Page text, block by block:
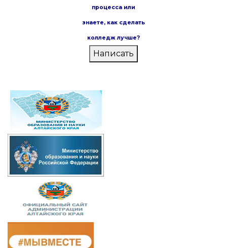
процесса или
знаете, как сделать
колледж лучше?
Написать